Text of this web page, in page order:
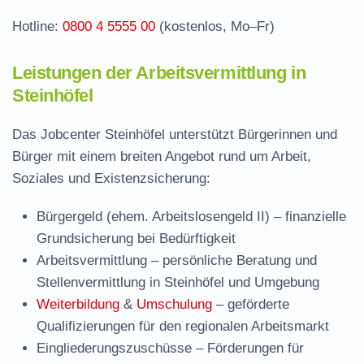
Hotline: 0800 4 5555 00 (kostenlos, Mo–Fr)
Leistungen der Arbeitsvermittlung in
Steinhöfel
Das Jobcenter Steinhöfel unterstützt Bürgerinnen und
Bürger mit einem breiten Angebot rund um Arbeit,
Soziales und Existenzsicherung:
Bürgergeld (ehem. Arbeitslosengeld II) – finanzielle
Grundsicherung bei Bedürftigkeit
Arbeitsvermittlung – persönliche Beratung und
Stellenvermittlung in Steinhöfel und Umgebung
Weiterbildung & Umschulung – geförderte
Qualifizierungen für den regionalen Arbeitsmarkt
Eingliederungszuschüsse – Förderungen für